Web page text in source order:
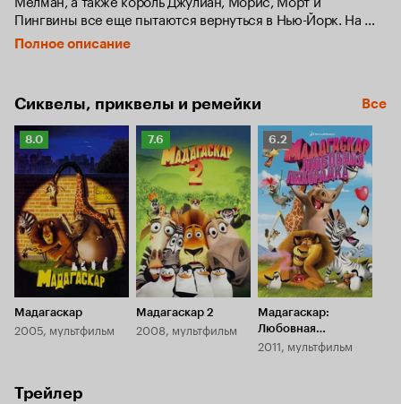
Пингвины все еще пытаются вернуться в Нью-Йорк. На
этот раз их путь пройдет через Европу, где они откроют
свой цирк.
Полное описание
Сиквелы, приквелы и ремейки Все
Рейтинг
Кинопоиска
8.0
8.0
Мадагаскар
2005, мультфильм
Рейтинг
Кинопоиска
7.6
7.6
Мадагаскар 2
2008, мультфильм
Рейтинг
Кинопоиска
6.2
6.2
Мадагаскар:
Любовная
лихорадка
2011, мультфильм
Трейлер